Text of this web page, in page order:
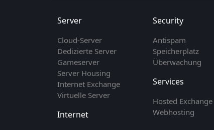
Server
Cloud-Server
Dedizierte Server
Gameserver
Server Housing
Internet Exchange
Virtuelle Server
Internet
Security
Antispam
Speicherplatz
Überwachung
Services
Hosted Exchange
Webhosting